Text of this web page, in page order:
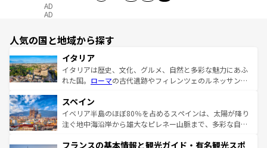
AD
AD
人気の国と地域から探す
イタリア
イタリアは歴史、文化、グルメ、自然と多彩な魅力にあふ
れた国。 ローマの古代遺跡やフィレンツェのルネッサンス
ろん、トスカーナの美しい田園風景やアマルフィ海岸の絶
景など、自然景観も見逃せない。観光の合間には、本場の
ピザやパスタなど、絶品のイタリア料理を堪能することも
ませてくれるイタリアで、忘れられない旅をしてみよう！
スペイン
イベリア半島のほぼ80％を占めるスペインは、太陽が降り
注ぐ地中海沿岸から雄大なピレネー山脈まで、多彩な自然
文化が根付くこの国では、情熱的なフラメンコ、熱気あふ
フランスの基本情報と観光ガイド・有名観光スポ